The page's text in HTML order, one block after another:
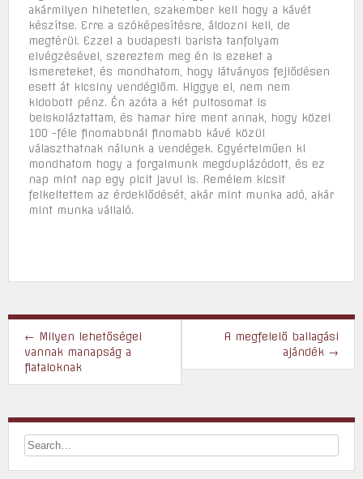
akármilyen hihetetlen, szakember kell hogy a kávét
készítse. Erre a szóképesítésre, áldozni kell, de
megtérül. Ezzel a budapesti barista tanfolyam
elvégzésével, szereztem meg én is ezeket a
ismereteket, és mondhatom, hogy látványos fejlődésen
esett át kicsiny vendéglőm. Higgye el, nem nem
kidobott pénz. Én azóta a két pultosomat is
beiskoláztattam, és hamar híre ment annak, hogy közel
1OO -féle finomabbnál finomabb kávé közül
választhatnak nálunk a vendégek. Egyértelműen ki
mondhatom hogy a forgalmunk megduplázódott, és ez
nap mint nap egy picit javul is. Remélem kicsit
felkeltettem az érdeklődését, akár mint munka adó, akár
mint munka vállaló.
Post
navigation
← Milyen lehetőségei
vannak manapság a
fiataloknak
A megfelelő ballagási
ajándék →